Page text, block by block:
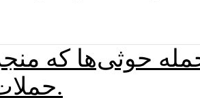
حوثی‌ها که
حملات قریب‌الوقوع تحت حمایت ایران هشدار داد.